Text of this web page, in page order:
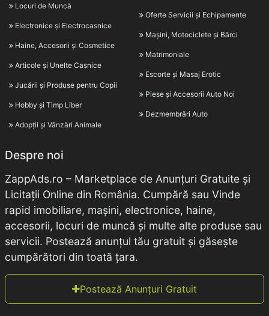
Locuri de Muncă
Electronice și Electrocasnice
Haine, Accesorii și Cosmetice
Articole și Unelte Casnice
Jucării și Produse pentru Copii
Hobby și Timp Liber
Adopții și Vânzări Animale
Oferte Servicii și Echipamente
Mașini, Motociclete și Bărci
Matrimoniale
Escorte și Masaj Erotic
Piese și Accesorii Auto Noi
Dezmembrări Auto
Despre noi
ZappAds.ro – Marketplace de Anunțuri Gratuite și
Licitații Online din România. Cumpără sau Vinde
rapid imobiliare, mașini, electronice, haine,
accesorii, locuri de muncă și multe alte produse sau
servicii. Postează anunțul tău gratuit și găsește
cumpărători din toată țara.
Postează Anunțuri Gratuit